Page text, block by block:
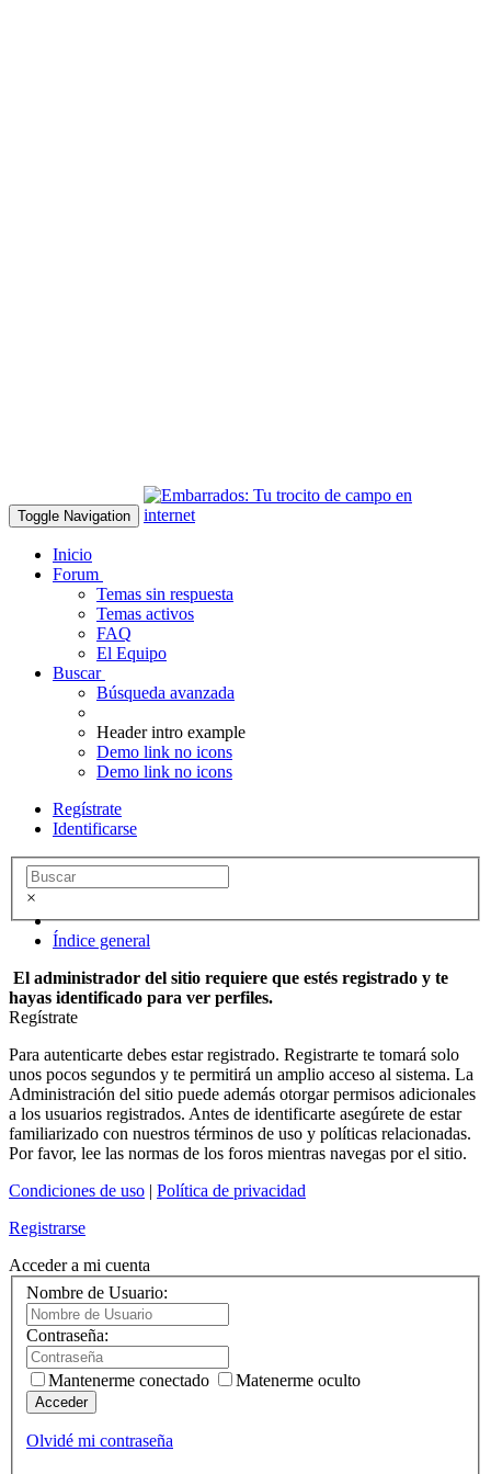
Toggle Navigation
Inicio
Forum
Temas sin respuesta
Temas activos
FAQ
El Equipo
Buscar
Búsqueda avanzada
Header intro example
Demo link no icons
Demo link no icons
Regístrate
Identificarse
×
Índice general
El administrador del sitio requiere que estés registrado y te
hayas identificado para ver perfiles.
Regístrate
Para autenticarte debes estar registrado. Registrarte te tomará solo
unos pocos segundos y te permitirá un amplio acceso al sistema. La
Administración del sitio puede además otorgar permisos adicionales
a los usuarios registrados. Antes de identificarte asegúrete de estar
familiarizado con nuestros términos de uso y políticas relacionadas.
Por favor, lee las normas de los foros mientras navegas por el sitio.
Condiciones de uso | Política de privacidad
Registrarse
Acceder a mi cuenta
Nombre de Usuario:
Contraseña:
Mantenerme conectado Matenerme oculto
Acceder
Olvidé mi contraseña